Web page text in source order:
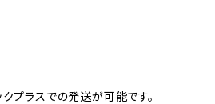
プラスでの発送が可能です。